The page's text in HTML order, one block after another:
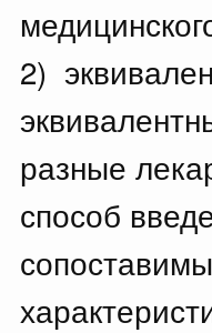
2)
разные
способ